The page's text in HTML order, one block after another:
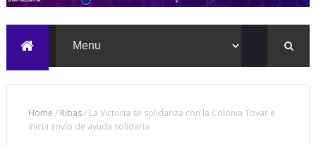
Home / Ribas/ La Victoria se solidariza con la Colonia Tovar e
inicia envío de ayuda solidaria